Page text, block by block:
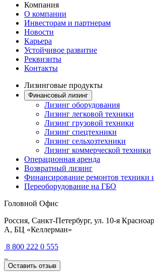
Компания
О компании
Инвесторам и партнерам
Новости
Карьера
Устойчивое развитие
Реквизиты
Контакты
Лизинговые продукты
Финансовый лизинг
Лизинг оборудования
Лизинг легковой техники
Лизинг грузовой техники
Лизинг спецтехники
Лизинг сельхозтехники
Лизинг коммерческой техники
Операционная аренда
Возвратный лизинг
Финансирование ремонтов техники
Переоборудование на ГБО
Головной Офис
Россия, Санкт-Петербург, ул. 10-я
А, БЦ «Келлерман»
8 800 222 0 555
Оставить отзыв